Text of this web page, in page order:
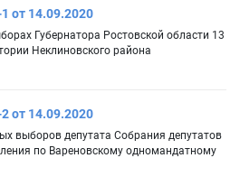
от 14.09.2020
Губернатора Ростовской области 13
Неклиновского района
от 14.09.2020
выборов депутата Собрания депутатов
по Вареновскому одномандатному